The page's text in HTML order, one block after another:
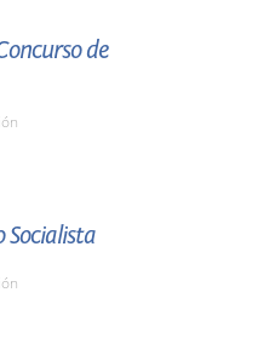
de
Socialista